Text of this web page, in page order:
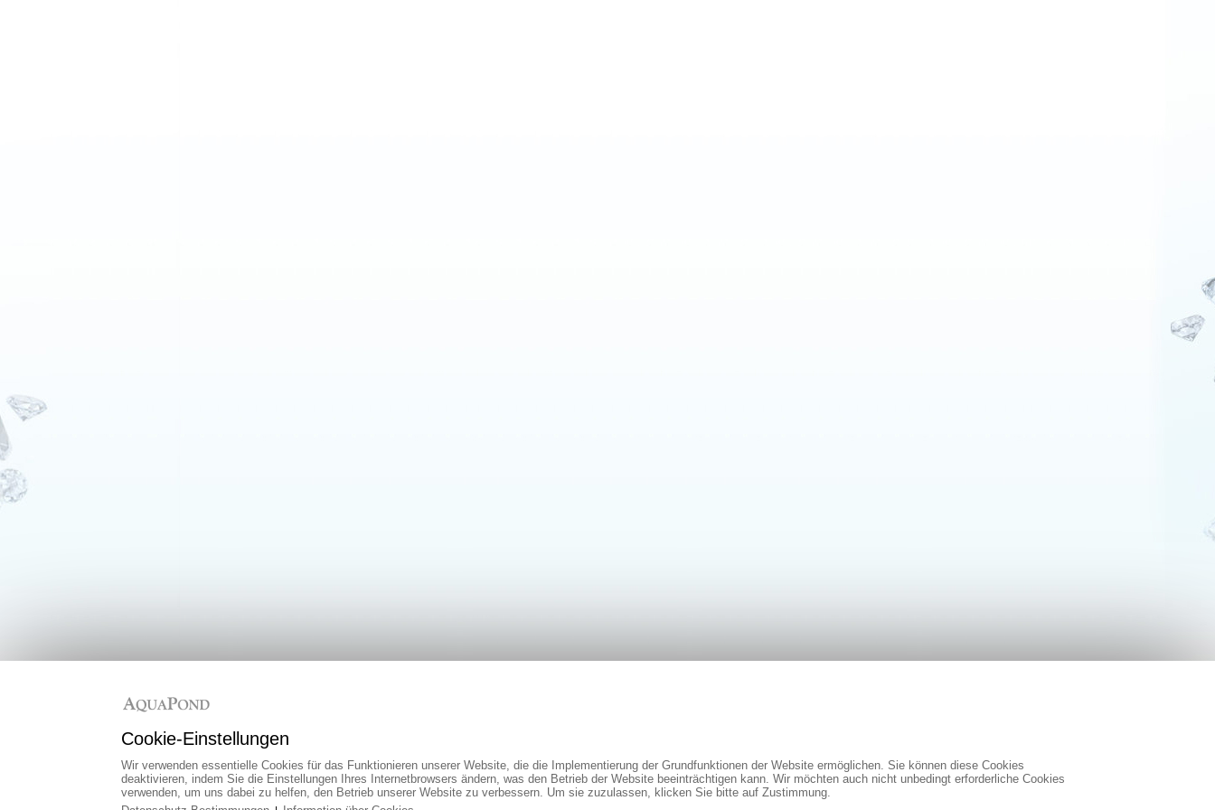
Cookie-Einstellungen
Wir verwenden essentielle Cookies für das Funktionieren unserer Website, die die Implementierung der Grundfunktionen der Website ermöglichen. Sie können diese Cookies
deaktivieren, indem Sie die Einstellungen Ihres Internetbrowsers ändern, was den Betrieb der Website beeinträchtigen kann. Wir möchten auch nicht unbedingt erforderliche Cookies
verwenden, um uns dabei zu helfen, den Betrieb unserer Website zu verbessern. Um sie zuzulassen, klicken Sie bitte auf Zustimmung.